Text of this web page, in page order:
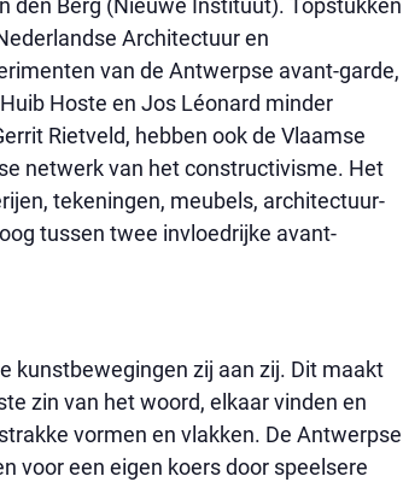
den Berg (Nieuwe Instituut). Topstukken
Architectuur en
van de Antwerpse avant-garde,
Hoste en Jos Léonard minder
Rietveld, hebben ook de Vlaamse
netwerk van het constructivisme. Het
tekeningen, meubels, architectuur-
tussen twee invloedrijke avant-
kunstbewegingen zij aan zij. Dit maakt
zin van het woord, elkaar vinden en
vormen en vlakken. De Antwerpse
voor een eigen koers door speelsere